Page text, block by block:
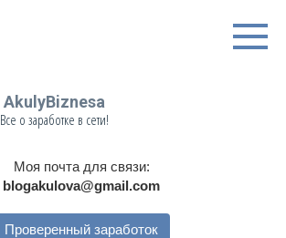
AkulyBiznesa
Все о заработке в сети!
Моя почта для связи:
blogakulova@gmail.com
Проверенный заработок